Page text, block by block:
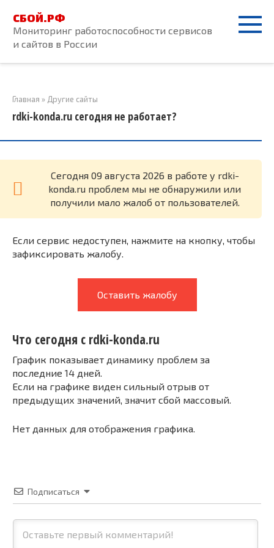
контенту
СБОЙ.РФ
Мониторинг работоспособности сервисов
и сайтов в России
Главная » Другие сайты
rdki-konda.ru сегодня не работает?
Cегодня 09 августа 2026 в работе у rdki-
konda.ru проблем мы не обнаружили или
получили мало жалоб от пользователей.
Если сервис недоступен, нажмите на кнопку, чтобы
зафиксировать жалобу.
Оставить жалобу
Что сегодня с rdki-konda.ru
График показывает динамику проблем за
последние 14 дней.
Если на графике виден сильный отрыв от
предыдущих значений, значит сбой массовый.
Нет данных для отображения графика.
Подписаться